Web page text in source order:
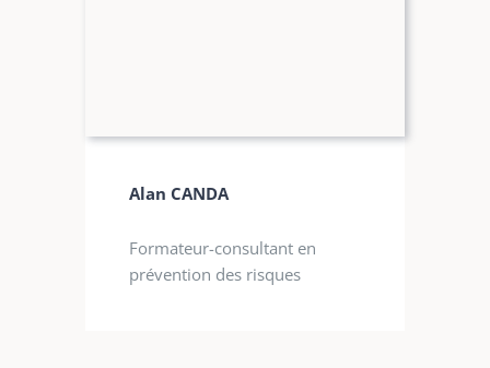
Alan CANDA
Formateur-consultant en
prévention des risques